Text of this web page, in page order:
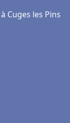
Cuges les Pins